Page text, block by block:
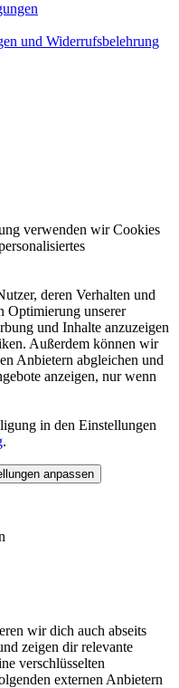
und Widerrufsbelehrung
verwenden wir Cookies
deren Verhalten und
Optimierung unserer
und Inhalte anzuzeigen
Außerdem können wir
Anbietern abgleichen und
anzeigen, nur wenn
in den Einstellungen
.
anpassen
wir dich auch abseits
zeigen dir relevante
verschlüsselten
externen Anbietern